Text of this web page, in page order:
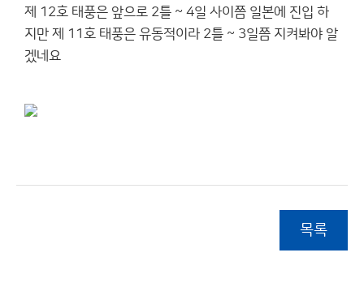
제 12호 태풍은 앞으로 2틀 ~ 4일 사이쯤 일본에 진입 하
지만 제 11호 태풍은 유동적이라 2틀 ~ 3일쯤 지켜봐야 알
겠네요
목록